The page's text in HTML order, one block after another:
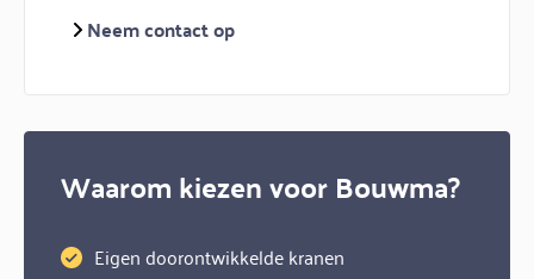
Neem contact op
Waarom kiezen voor Bouwma?
Eigen doorontwikkelde kranen